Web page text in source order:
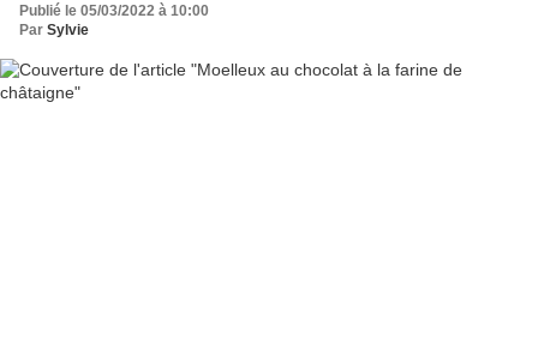
Publié le 05/03/2022 à 10:00
Par Sylvie